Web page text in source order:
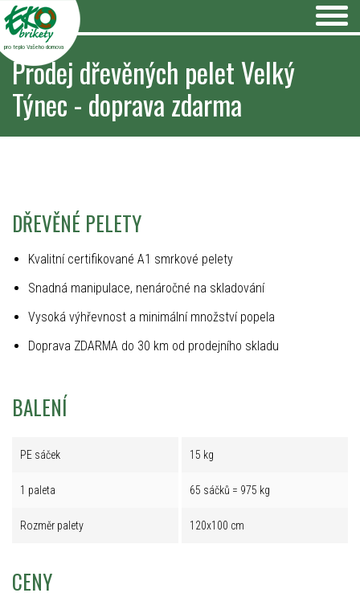
pro teplo Vašeho domova
Prodej dřevěných pelet Velký
Týnec - doprava zdarma
DŘEVĚNÉ PELETY
Kvalitní certifikované A1 smrkové pelety
Snadná manipulace, nenáročné na skladování
Vysoká výhřevnost a minimální množství popela
Doprava ZDARMA do 30 km od prodejního skladu
BALENÍ
PE sáček 15 kg
1 paleta 65 sáčků = 975 kg
Rozměr palety 120x100 cm
CENY